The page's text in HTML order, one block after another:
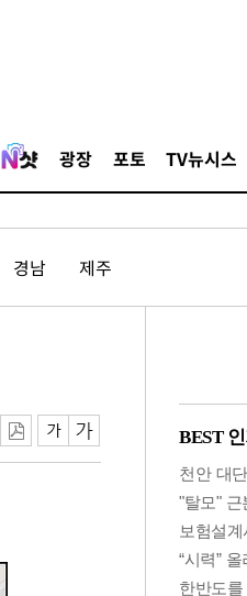
광장 포토 TV뉴시스
경남 제주